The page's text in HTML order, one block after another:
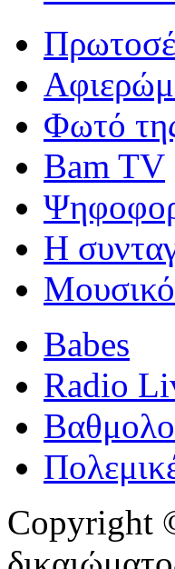
Φωτό
Bam TV
Η
Babes
Radio
Copyright